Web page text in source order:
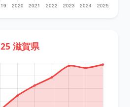
25 滋賀県